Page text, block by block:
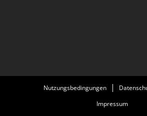
Nutzungsbedingungen
Impressum